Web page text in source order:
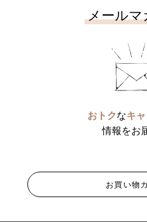
メールマ
おトクなキ
情報をお
お買い物